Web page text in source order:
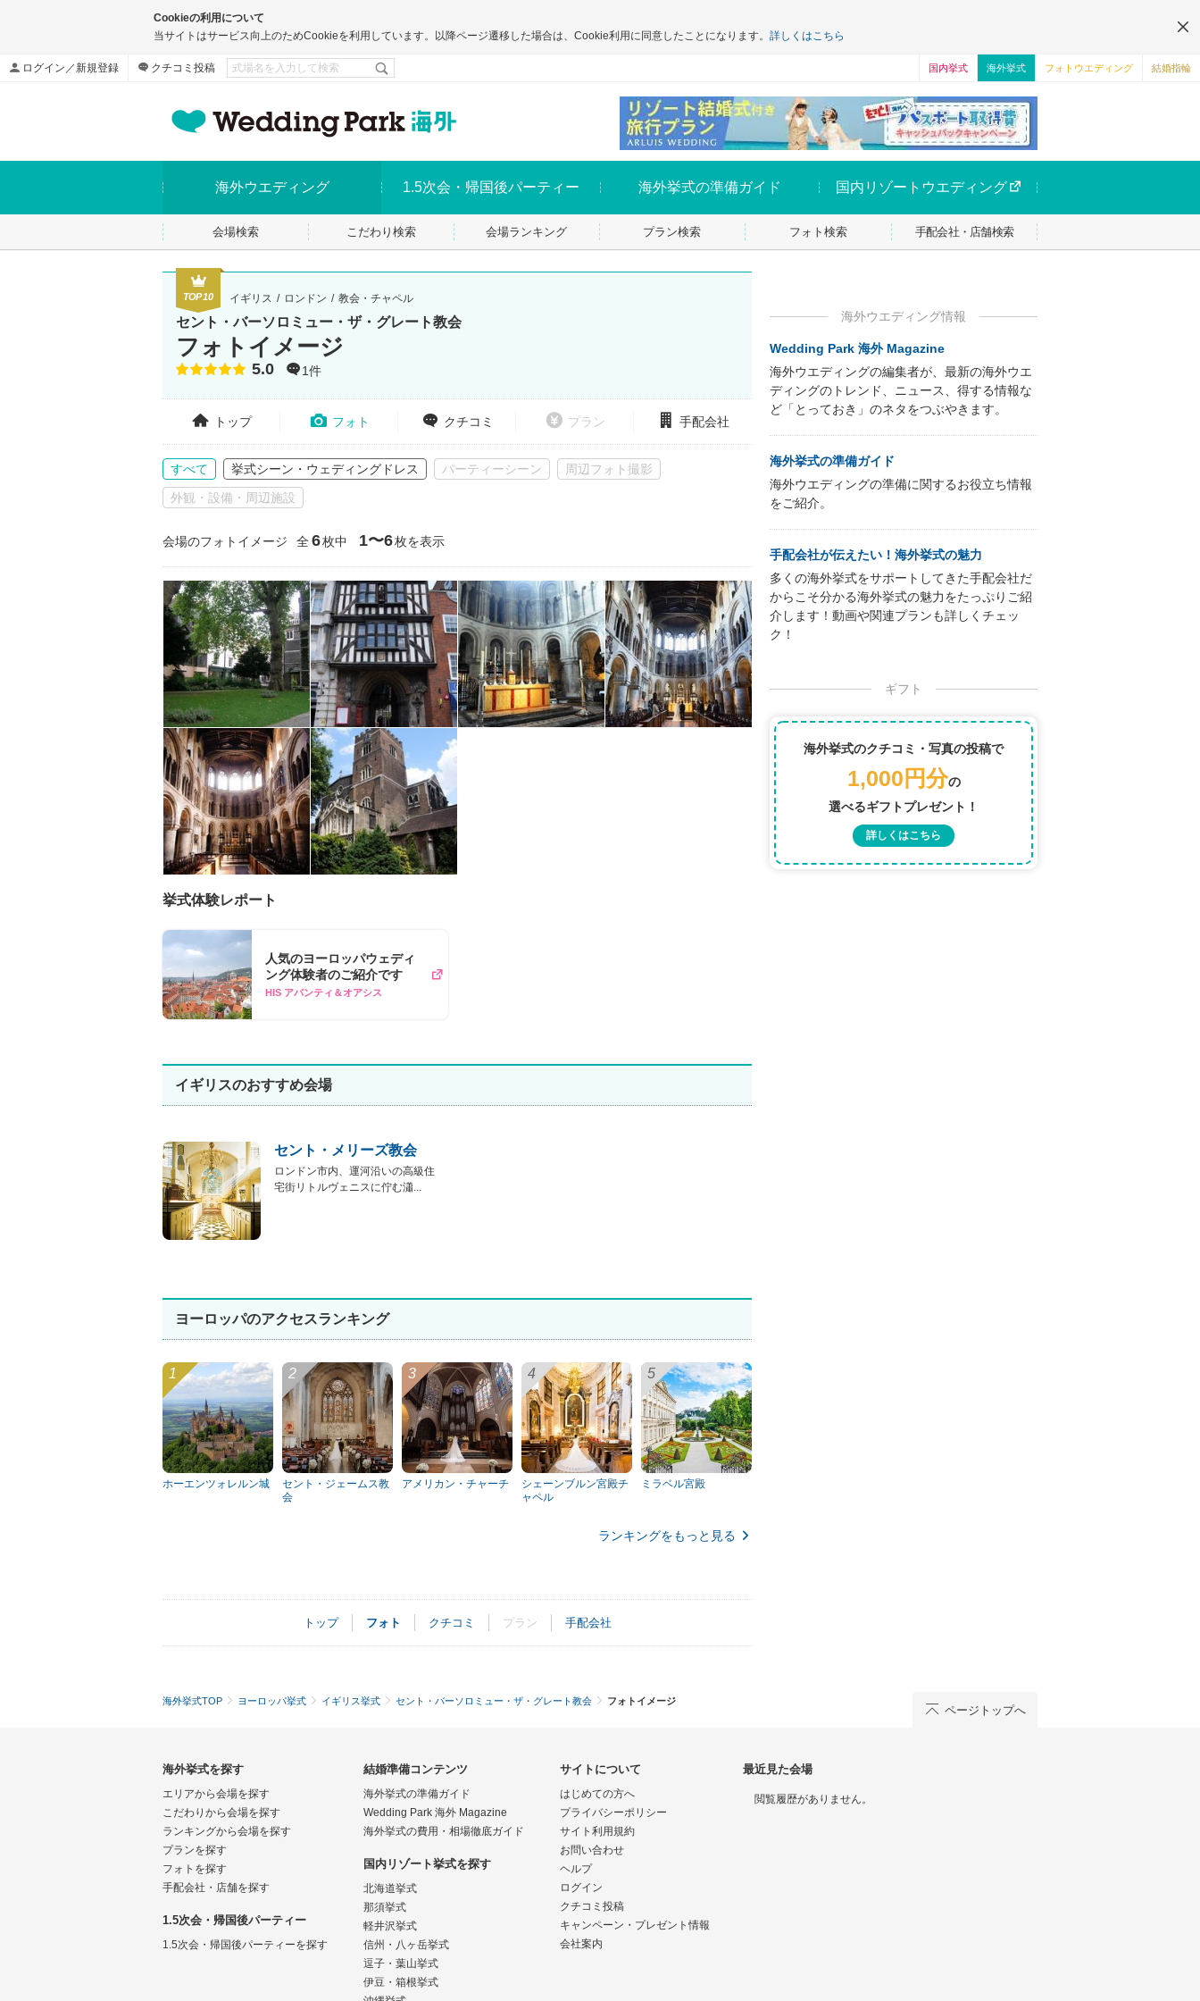
Cookieの利用について
当サイトはサービス向上のためCookieを利用しています。以降ページ遷移した場合は、Cookie利用に同意したことになります。 詳しくはこちら
ログイン／新規登録 クチコミ投稿 国内挙式 海外挙式 フォトウエディング 結婚指輪
海外ウエディング 1.5次会・帰国後パーティー 海外挙式の準備ガイド 国内リゾートウエディング
会場検索 こだわり検索 会場ランキング プラン検索 フォト検索 手配会社・店舗検索
TOP10 イギリス ロンドン 教会・チャペル
セント・バーソロミュー・ザ・グレート教会
フォトイメージ
点数
5.0 1件
トップ フォト クチコミ プラン 手配会社
すべて 挙式シーン・ウェディングドレス パーティーシーン
周辺フォト撮影
外観・設備・周辺施設
会場のフォトイメージ 全6枚中 1〜6枚を表示
挙式体験レポート
人気のヨーロッパウェディ
ング体験者のご紹介です
HIS アバンティ＆オアシス
イギリスのおすすめ会場
セント・メリーズ教会
ロンドン市内、運河沿いの高級住
宅街リトルヴェニスに佇む瀟...
ヨーロッパのアクセスランキング
ホーエンツォレルン城
セント・ジェームス教
会
アメリカン・チャーチ
シェーンブルン宮殿チ
ャペル
ミラベル宮殿
ランキングをもっと見る
トップ フォト クチコミ プラン 手配会社
海外ウエディング情報
Wedding Park 海外 Magazine
海外ウエディングの編集者が、最新の海外ウエ
ディングのトレンド、ニュース、得する情報な
ど「とっておき」のネタをつぶやきます。
海外挙式の準備ガイド
海外ウエディングの準備に関するお役立ち情報
をご紹介。
手配会社が伝えたい！海外挙式の魅力
多くの海外挙式をサポートしてきた手配会社だ
からこそ分かる海外挙式の魅力をたっぷりご紹
介します！動画や関連プランも詳しくチェッ
ク！
ギフト
海外挙式のクチコミ・写真の投稿で
1,000円分の
選べるギフトプレゼント！
詳しくはこちら
海外挙式TOP ヨーロッパ挙式 イギリス挙式 セント・バーソロミュー・ザ・グレート教会 フォトイメージ
海外挙式を探す
エリアから会場を探す
こだわりから会場を探す
ランキングから会場を探す
プランを探す
フォトを探す
手配会社・店舗を探す
1.5次会・帰国後パーティー
1.5次会・帰国後パーティーを探す
結婚準備コンテンツ
海外挙式の準備ガイド
Wedding Park 海外 Magazine
海外挙式の費用・相場徹底ガイド
国内リゾート挙式を探す
北海道挙式
那須挙式
軽井沢挙式
信州・八ヶ岳挙式
逗子・葉山挙式
伊豆・箱根挙式
サイトについて
はじめての方へ
プライバシーポリシー
サイト利用規約
お問い合わせ
ヘルプ
ログイン
クチコミ投稿
キャンペーン・プレゼント情報
会社案内
最近見た会場
閲覧履歴がありません。
ページトップへ